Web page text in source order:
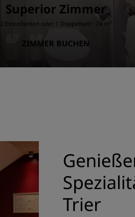
Superior Zimmer
2 Einzelbetten oder 1 Doppelbett · 24 m²
ZIMMER BUCHEN
Trier